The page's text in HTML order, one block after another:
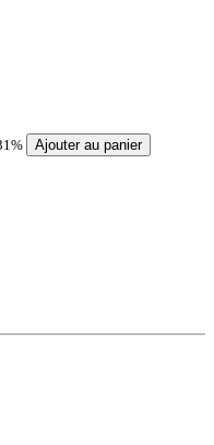
Ajouter au panier